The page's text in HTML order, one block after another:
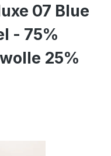
07 Blue
- 75%
25%